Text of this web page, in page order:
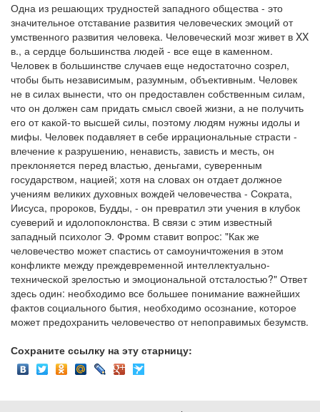
Одна из решающих трудностей западного общества - это
значительное отставание развития человеческих эмоций от
умственного развития человека. Человеческий мозг живет в XX
в., а сердце большинства людей - все еще в каменном.
Человек в большинстве случаев еще недостаточно созрел,
чтобы быть независимым, разумным, объективным. Человек
не в силах вынести, что он предоставлен собственным силам,
что он должен сам придать смысл своей жизни, а не получить
его от какой-то высшей силы, поэтому людям нужны идолы и
мифы. Человек подавляет в себе иррациональные страсти -
влечение к разрушению, ненависть, зависть и месть, он
преклоняется перед властью, деньгами, суверенным
государством, нацией; хотя на словах он отдает должное
учениям великих духовных вождей человечества - Сократа,
Иисуса, пророков, Будды, - он превратил эти учения в клубок
суеверий и идолопоклонства. В связи с этим известный
западный психолог Э. Фромм ставит вопрос: "Как же
человечество может спастись от самоуничтожения в этом
конфликте между преждевременной интеллектуально-
технической зрелостью и эмоциональной отсталостью?" Ответ
здесь один: необходимо все большее понимание важнейших
фактов социального бытия, необходимо осознание, которое
может предохранить человечество от непоправимых безумств.
Сохраните ссылку на эту старницу: